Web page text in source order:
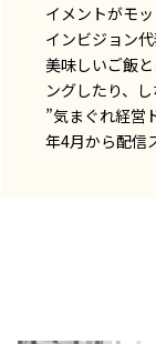
イメントがモッ
インビジョン
美味しいご飯
ングしたり、し
”気まぐれ経営
年4月から配信